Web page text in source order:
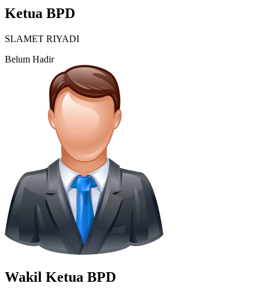
Ketua BPD
SLAMET RIYADI
Belum Hadir
Wakil Ketua BPD